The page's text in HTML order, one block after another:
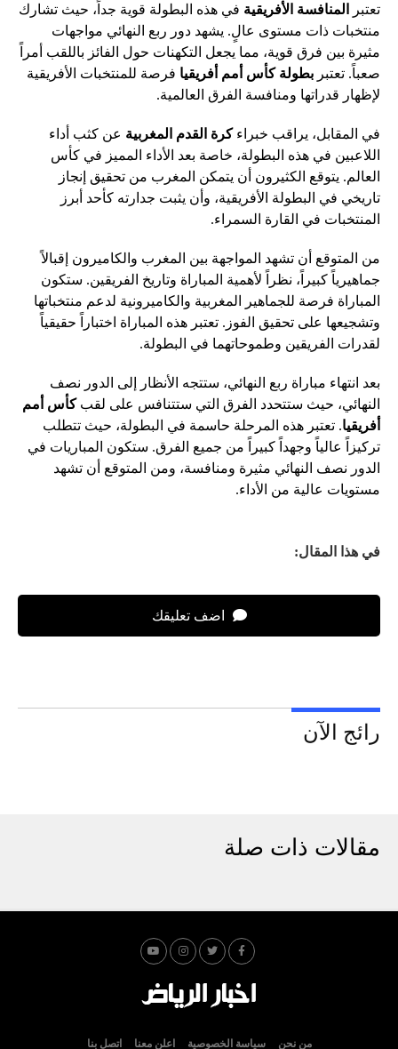
تعتبر المنافسة الأفريقية في هذه البطولة قوية جداً، حيث تشارك
منتخبات ذات مستوى عالٍ. يشهد دور ربع النهائي مواجهات
مثيرة بين فرق قوية، مما يجعل التكهنات حول الفائز باللقب أمراً
صعباً. تعتبر بطولة كأس أمم أفريقيا فرصة للمنتخبات الأفريقية
لإظهار قدراتها ومنافسة الفرق العالمية.
في المقابل، يراقب خبراءكرة القدم المغربية عن كثب أداء
اللاعبين في هذه البطولة، خاصة بعد الأداء المميز في كأس
العالم. يتوقع الكثيرون أن يتمكن المغرب من تحقيق إنجاز
تاريخي في البطولة الأفريقية، وأن يثبت جدارته كأحد أبرز
المنتخبات في القارة السمراء.
من المتوقع أن تشهد المواجهة بين المغرب والكاميرون إقبالاً
جماهيرياً كبيراً، نظراً لأهمية المباراة وتاريخ الفريقين. ستكون
المباراة فرصة للجماهير المغربية والكاميرونية لدعم منتخباتها
وتشجيعها على تحقيق الفوز. تعتبر هذه المباراة اختباراً حقيقياً
لقدرات الفريقين وطموحاتهما في البطولة.
بعد انتهاء مباراة ربع النهائي، ستتجه الأنظار إلى الدور نصف
النهائي، حيث ستتحدد الفرق التي ستتنافس على لقبكأس أمم
أفريقيا. تعتبر هذه المرحلة حاسمة في البطولة، حيث تتطلب
تركيزاً عالياً وجهداً كبيراً من جميع الفرق. ستكون المباريات في
الدور نصف النهائي مثيرة ومنافسة، ومن المتوقع أن تشهد
مستويات عالية من الأداء.
في هذا المقال:
اضف تعليقك
رائج الآن
مقالات ذات صلة
من نحن سياسة الخصوصية اعلن معنا اتصل بنا